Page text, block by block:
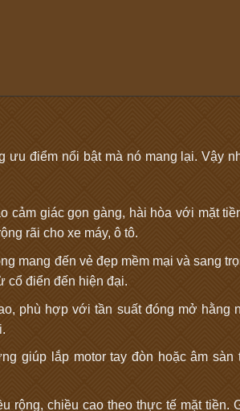
ưu điểm nổi bật mà nó mang lại. Vậy
cảm giác gọn gàng, hài hòa với mặt
rãi cho xe máy, ô tô.
mang đến vẻ đẹp mềm mại và sang
cổ điển đến hiện đại.
phù hợp với tần suất đóng mở hằng
giúp lắp motor tay đòn hoặc âm
rộng, chiều cao theo thực tế mặt tiền.